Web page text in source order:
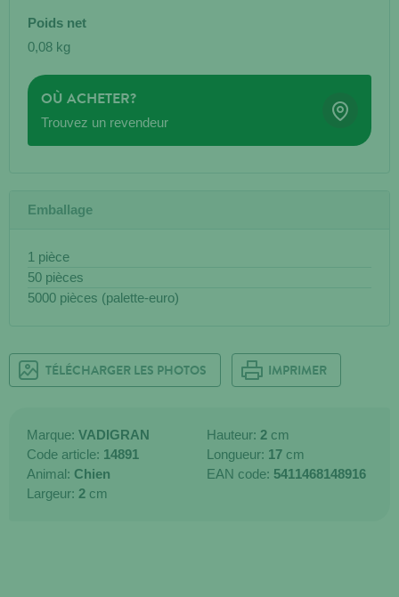
Poids net
0,08 kg
OÙ ACHETER?
Trouvez un revendeur
Emballage
1 pièce
50 pièces
5000 pièces (palette-euro)
TÉLÉCHARGER LES PHOTOS IMPRIMER
Marque: VADIGRAN
Code article: 14891
Animal: Chien
Largeur: 2 cm
Hauteur: 2 cm
Longueur: 17 cm
EAN code: 5411468148916